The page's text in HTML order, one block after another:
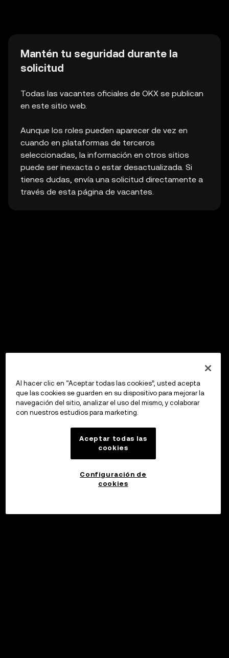
Mantén tu seguridad durante la
solicitud
Todas las vacantes oficiales de OKX se publican
en este sitio web.
Aunque los roles pueden aparecer de vez en
cuando en plataformas de terceros
seleccionadas, la información en otros sitios
puede ser inexacta o estar desactualizada. Si
tienes dudas, envía una solicitud directamente a
través de esta página de vacantes.
Al hacer clic en “Aceptar todas las cookies”, usted acepta
que las cookies se guarden en su dispositivo para mejorar la
navegación del sitio, analizar el uso del mismo, y colaborar
con nuestros estudios para marketing.
Aceptar todas las
cookies
Configuración de
cookies